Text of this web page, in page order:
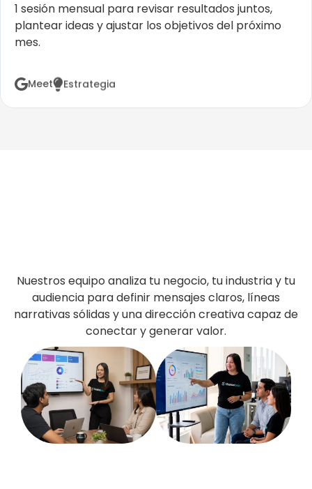
1 sesión mensual para revisar resultados juntos,
plantear ideas y ajustar los objetivos del próximo
mes.
Meet Estrategia
Nuestros equipo analiza tu negocio, tu industria y tu
audiencia para definir mensajes claros, líneas
narrativas sólidas y una dirección creativa capaz de
conectar y generar valor.